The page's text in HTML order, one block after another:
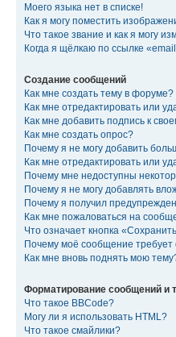
Моего языка нет в списке!
Как я могу поместить
Что такое звание и как я могу
Когда я щёлкаю по ссылке
Создание сообщений
Как мне создать тему в форуме?
Как мне отредактировать или
Как мне добавить подпись к
Как мне создать опрос?
Почему я не могу добавить
Как мне отредактировать или
Почему мне недоступны
Почему я не могу добавлять
Почему я получил
Как мне пожаловаться на
Что означает кнопка
Почему моё сообщение требует
Как мне вновь поднять мою
Форматирование сообщений и
Что такое BBCode?
Могу ли я использовать HTML?
Что такое смайлики?